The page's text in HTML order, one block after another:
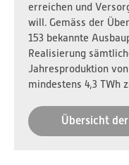
erreichen und
will. Gemäss der
153 bekannte
Realisierung
Jahresproduktion
mindestens 4,3 TWh
Übersicht